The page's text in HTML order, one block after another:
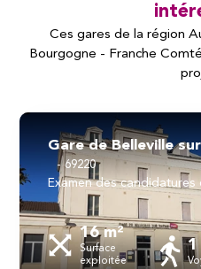
Ces gares de la région
Bourgogne - Franche
Gare de Belleville
69220
examen des candidatures
16 m²
Surface
exploitée
1